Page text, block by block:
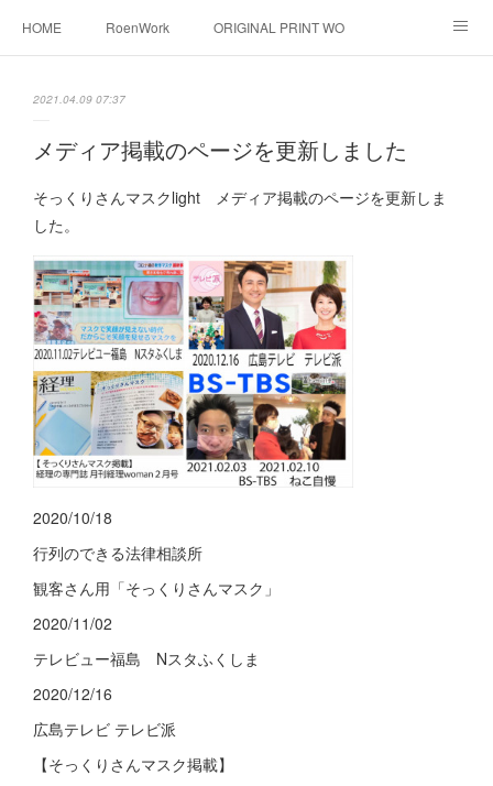
HOME RoenWork ORIGINAL PRINT WORK SHOP
転写（カッティングシート）昇華転写プリント
そっくりさんマスク 画像提供方法 メデイア掲載
2021.04.09 07:37
メディア掲載のページを更新しました
そっくりさんマスクlight メディア掲載のページを更新しま
した。
2020/10/18
行列のできる法律相談所
観客さん用「そっくりさんマスク」
2020/11/02
テレビュー福島 Nスタふくしま
2020/12/16
広島テレビ テレビ派
【そっくりさんマスク掲載】